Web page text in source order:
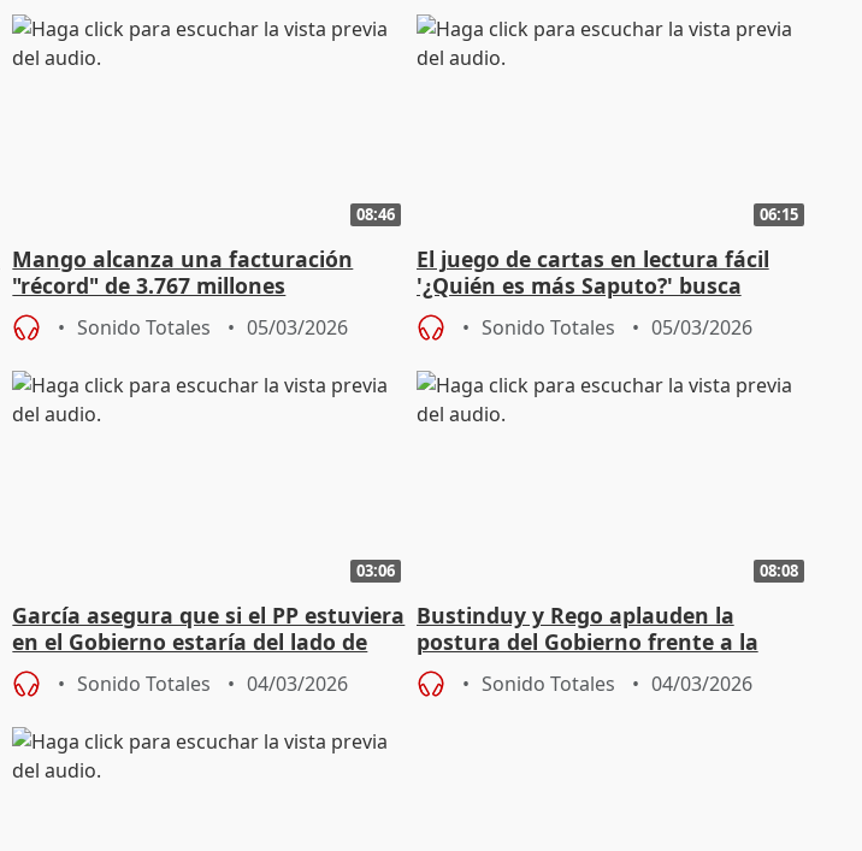
08:46
Mango alcanza una facturación
"récord" de 3.767 millones
Sonido Totales 05/03/2026
06:15
El juego de cartas en lectura fácil
'¿Quién es más Saputo?' busca
promocionar Aragón
Sonido Totales 05/03/2026
03:06
García asegura que si el PP estuviera
en el Gobierno estaría del lado de
Trump y Netanyahu
Sonido Totales 04/03/2026
08:08
Bustinduy y Rego aplauden la
postura del Gobierno frente a la
guerra en Irán
Sonido Totales 04/03/2026